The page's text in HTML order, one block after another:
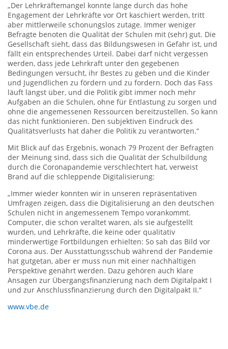
„Der Lehrkräftemangel konnte lange durch das hohe
Engagement der Lehrkräfte vor Ort kaschiert werden, tritt
aber mittlerweile schonungslos zutage. Immer weniger
Befragte benoten die Qualität der Schulen mit (sehr) gut. Die
Gesellschaft sieht, dass das Bildungswesen in Gefahr ist, und
fällt ein entsprechendes Urteil. Dabei darf nicht vergessen
werden, dass jede Lehrkraft unter den gegebenen
Bedingungen versucht, ihr Bestes zu geben und die Kinder
und Jugendlichen zu fördern und zu fordern. Doch das Fass
läuft längst über, und die Politik gibt immer noch mehr
Aufgaben an die Schulen, ohne für Entlastung zu sorgen und
ohne die angemessenen Ressourcen bereitzustellen. So kann
das nicht funktionieren. Den subjektiven Eindruck des
Qualitätsverlusts hat daher die Politik zu verantworten.“
Mit Blick auf das Ergebnis, wonach 79 Prozent der Befragten
der Meinung sind, dass sich die Qualität der Schulbildung
durch die Coronapandemie verschlechtert hat, verweist
Brand auf die schleppende Digitalisierung:
„Immer wieder konnten wir in unseren repräsentativen
Umfragen zeigen, dass die Digitalisierung an den deutschen
Schulen nicht in angemessenem Tempo vorankommt.
Computer, die schon veraltet waren, als sie aufgestellt
wurden, und Lehrkräfte, die keine oder qualitativ
minderwertige Fortbildungen erhielten: So sah das Bild vor
Corona aus. Der Ausstattungsschub während der Pandemie
hat gutgetan, aber er muss nun mit einer nachhaltigen
Perspektive genährt werden. Dazu gehören auch klare
Ansagen zur Übergangsfinanzierung nach dem Digitalpakt I
und zur Anschlussfinanzierung durch den Digitalpakt II.“
www.vbe.de